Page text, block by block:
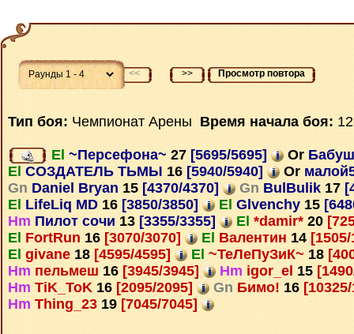
<< >> Просмотр повтора
Тип боя: Чемпионат Арены Время начала боя:
El ~Персефона~ 27 [5695/5695] Or
El СОЗДАТЕЛЬ ТЬМЫ 16 [5940/5940] Or
Gn Daniel Bryan 15 [4370/4370] Gn BulBulik 17
El LifeLiq MD 16 [3850/3850] El Glvenchy 15
Hm Пилот сочи 13 [3355/3355] El *damir* 20
El FortRun 16 [3070/3070] El Валентин 14
El givane 18 [4595/4595] El ~ТеЛеПуЗиК~ 18
Hm пельмеш 16 [3945/3945] Hm igor_el 15
Hm TiK_ToK 16 [2095/2095] Gn Бимо! 16
Hm Thing_23 19 [7045/7045]